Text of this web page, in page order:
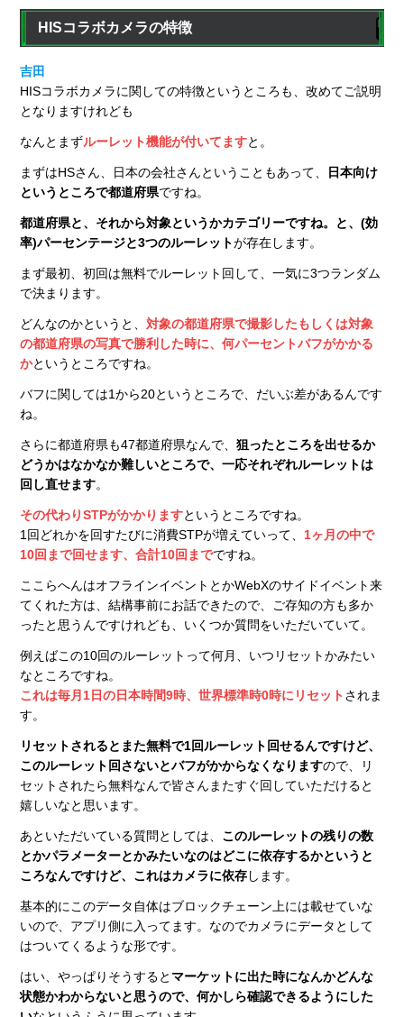
HISコラボカメラの特徴
吉田
HISコラボカメラに関しての特徴というところも、改めてご説明
となりますけれども
なんとまずルーレット機能が付いてますと。
まずはHSさん、日本の会社さんということもあって、
日本向け
というところで都道府県ですね。
都道府県と、それから対象というかカテゴリーですね。と、(効
率)パーセンテージと3つのルーレットが存在します。
まず最初、初回は無料でルーレット回して、一気に3つランダム
で決まります。
どんなのかというと、対象の都道府県で撮影したもしくは対象
の都道府県の写真で勝利した時に、何パーセントバフがかかる
かというところですね。
バフに関しては1から20というところで、だいぶ差があるんです
ね。
さらに都道府県も47都道府県なんで、狙ったところを出せるか
どうかはなかなか難しいところで、一応それぞれルーレットは
回し直せます。
その代わりSTPがかかりますというところですね。
1回どれかを回すたびに消費STPが増えていって、 1ヶ月の中で
10回まで回せます、合計10回までですね。
ここらへんはオフラインイベントとかWebXのサイドイベント来
てくれた方は、結構事前にお話できたので、ご存知の方も多か
ったと思うんですけれども、いくつか質問をいただいていて。
例えばこの10回のルーレットって何月、いつリセットかみたい
なところですね。
これは毎月1日の日本時間9時、世界標準時0時にリセット されま
す。
リセットされるとまた無料で1回ルーレット回せるんですけど、
このルーレット回さないとバフがかからなくなりますので、リ
セットされたら無料なんで皆さんまたすぐ回していただけると
嬉しいなと思います。
あといただいている質問としては、 このルーレットの残りの数
とかパラメーターとかみたいなのはどこに依存するかというと
ころなんですけど、これはカメラに依存します。
基本的にこのデータ自体はブロックチェーン上には載せていな
いので、アプリ側に入ってます。なのでカメラにデータとして
はついてくるような形です。
はい、やっぱりそうすると マーケットに出た時になんかどんな
状態かわからないと思うので、何かしら確認できるようにした